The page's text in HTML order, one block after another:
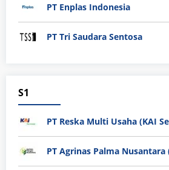
PT Enplas Indonesia
PT Tri Saudara Sentosa
S1
PT Reska Multi Usaha (KAI
PT Agrinas Palma Nusantara